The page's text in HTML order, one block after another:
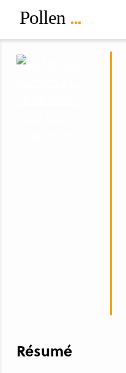
Résumé